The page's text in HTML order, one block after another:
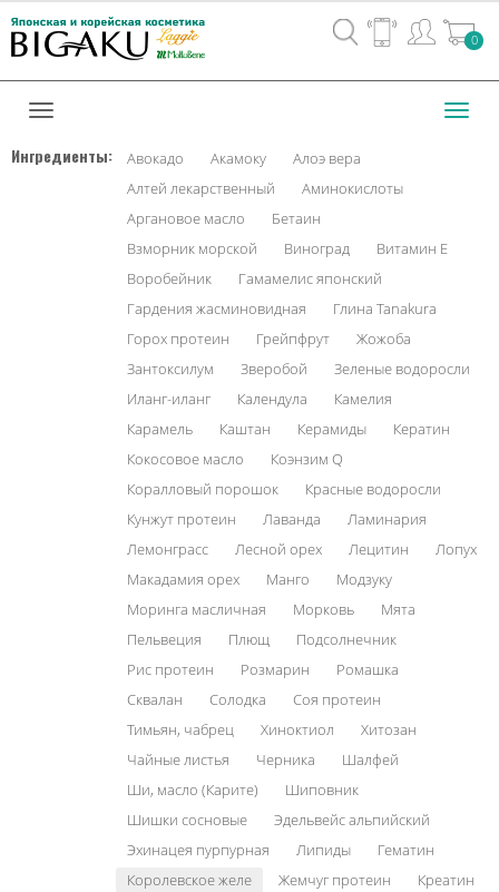
Вход
/
0
Ингредиенты: Авокадо Акамоку
Алоэ вера
Алтей лекарственный
Аминокислоты
Аргановое масло
Бетаин
Взморник морской
Виноград
Витамин Е
Воробейник
Гамамелис японский
Гардения жасминовидная
Глина Tanakura
Горох протеин
Грейпфрут
Жожоба
Зантоксилум
Зверобой
Зеленые водоросли
Иланг-иланг
Календула
Камелия
Карамель
Каштан Керамиды
Кератин
Кокосовое масло
Коэнзим Q
Коралловый порошок
Красные водоросли
Кунжут протеин
Лаванда
Ламинария
Лемонграсс
Лесной орех Лецитин
Лопух
Макадамия орех
Манго
Модзуку
Моринга масличная
Морковь
Мята
Пельвеция
Плющ
Подсолнечник
Рис протеин
Розмарин
Ромашка
Сквалан
Солодка
Соя протеин
Тимьян, чабрец
Хиноктиол
Хитозан
Чайные листья
Черника
Шалфей
Ши, масло (Карите)
Шиповник
Шишки сосновые
Эдельвейс альпийский
Эхинацея пурпурная
Липиды
Гематин
Королевское желе
Жемчуг протеин
Креатин